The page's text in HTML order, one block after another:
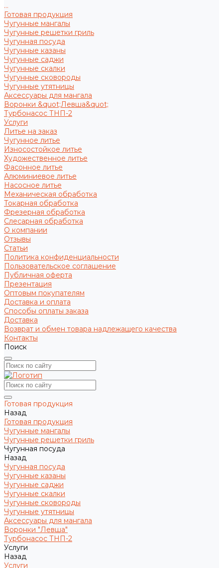
...
Готовая продукция
Чугунные мангалы
Чугунные решетки гриль
Чугунная посуда
Чугунные казаны
Чугунные саджи
Чугунные скалки
Чугунные сковороды
Чугунные утятницы
Аксессуары для мангала
Воронки &quot;Левша&quot;
Турбонасос ТНП-2
Услуги
Литье на заказ
Чугунное литье
Износостойкое литье
Художественное литье
Фасонное литье
Алюминиевое литье
Насосное литье
Механическая обработка
Токарная обработка
Фрезерная обработка
Слесарная обработка
О компании
Отзывы
Статьи
Политика конфиденциальности
Пользовательское соглашение
Публичная оферта
Презентация
Оптовым покупателям
Доставка и оплата
Способы оплаты заказа
Доставка
Возврат и обмен товара надлежащего качества
Контакты
Поиск
Готовая продукция
Назад
Готовая продукция
Чугунные мангалы
Чугунные решетки гриль
Чугунная посуда
Назад
Чугунная посуда
Чугунные казаны
Чугунные саджи
Чугунные скалки
Чугунные сковороды
Чугунные утятницы
Аксессуары для мангала
Воронки "Левша"
Турбонасос ТНП-2
Услуги
Назад
Услуги